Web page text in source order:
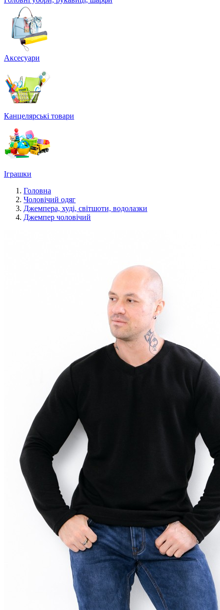
Аксесуари
Канцелярські товари
Іграшки
Головна
Чоловічий одяг
Джемпера, худі, світшоти, водолазки
Джемпер чоловічий